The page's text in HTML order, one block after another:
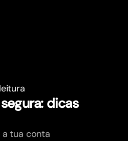
dicas
a tua conta